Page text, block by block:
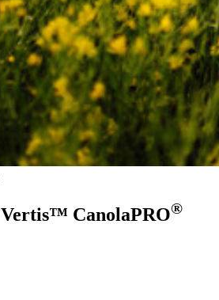
Vertis™ CanolaPRO®